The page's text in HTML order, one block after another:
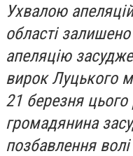
Ухвалою
області
апеляцію
вирок Луцького
21 березня
громадянина
позбавлення